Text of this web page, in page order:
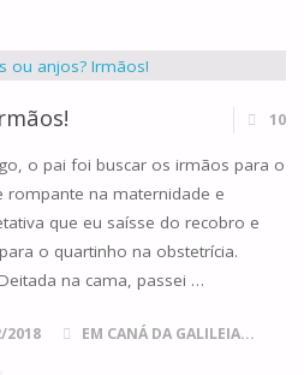
10
o pai foi buscar os irmãos para o
rompante na maternidade e
que eu saísse do recobro e
o quartinho na obstetrícia.
na cama, passei …
2018 EM CANÁ DA GALILEIA...